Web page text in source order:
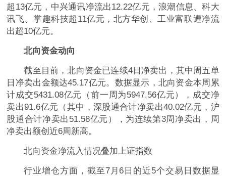
超13亿元，中兴通讯净流出12.22亿元，浪潮信息、科大
讯飞、掌趣科技超11亿元，北方华创、工业富联遭净流
出超10亿元。
北向资金动向
截至目前，北向资金已连续4日净卖出，其中周五单
日净卖出金额达45.17亿元。数据显示，北向资金本周累
计成交5431.08亿元（前一周为5947.56亿元），成交净
卖出91.6亿元（其中，深股通合计净卖出40.02亿元，沪
股通合计净卖出51.58亿元），为连续第3周净卖出，周
净卖出额创近6周新高。
北向资金净流入情况叠加上证指数
行业增仓方面，截至7月6日的近5个交易日数据显